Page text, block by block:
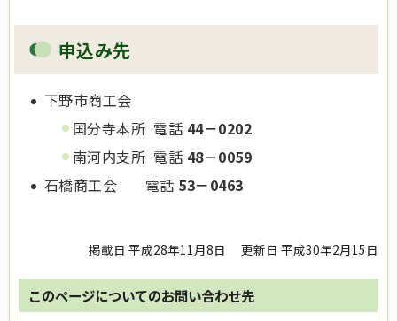
申込み先
下野市商工会
国分寺本所 電話 44－0202
南河内支所 電話 48－0059
石橋商工会
電話 53－0463
掲載日 平成28年11月8日 更新日 平成30年2月15日
このページについてのお問い合わせ先